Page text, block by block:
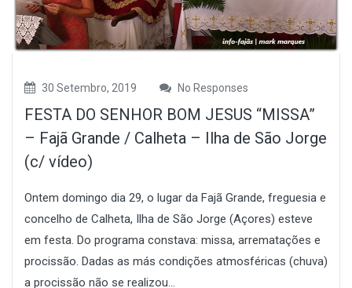
30 Setembro, 2019 No Responses
FESTA DO SENHOR BOM JESUS “MISSA”
– Fajã Grande / Calheta – Ilha de São Jorge
(c/ vídeo)
Ontem domingo dia 29, o lugar da Fajã Grande, freguesia e
concelho de Calheta, Ilha de São Jorge (Açores) esteve
em festa. Do programa constava: missa, arrematações e
procissão. Dadas as más condições atmosféricas (chuva)
a procissão não se realizou...